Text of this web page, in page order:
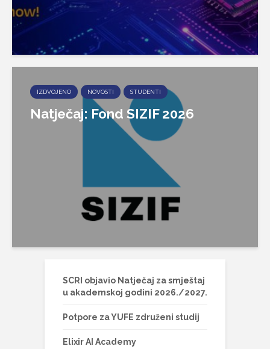
IZDVOJENO NOVOSTI STUDENTI
Natječaj: Fond SIZIF 2026
SCRI objavio Natječaj za smještaj
u akademskoj godini 2026./2027.
Potpore za YUFE združeni studij
Elixir AI Academy